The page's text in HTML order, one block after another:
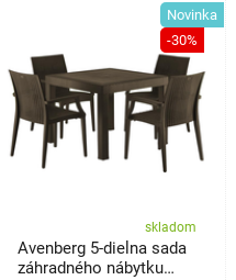
Novinka
-30%
skladom
Avenberg 5-dielna sada
záhradného nábytku